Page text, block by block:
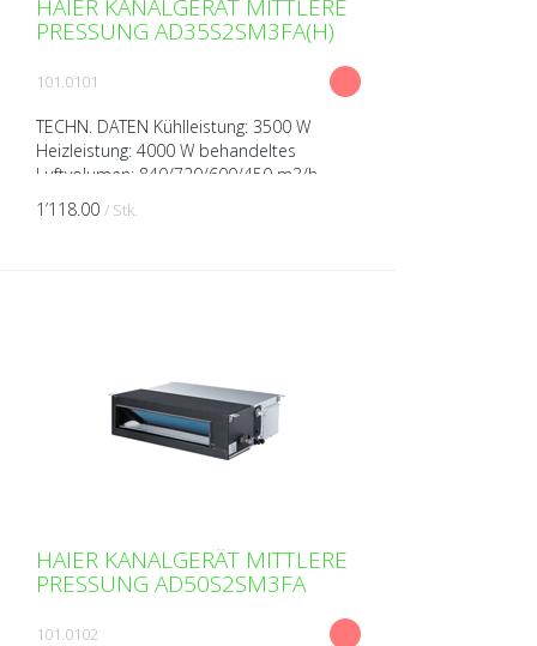
HAIER KANALGERÄT MITTLERE
PRESSUNG AD35S2SM3FA(H)
101.0101
TECHN. DATEN Kühlleistung: 3500 W
Heizleistung: 4000 W behandeltes
Luftvolumen: 840/720/600/450 m3/h
Spannung: 230V über Aussengerät Breite:
700 mm Höhe: 248 mm Tiefe: 70...
1’118.00 / Stk.
HAIER KANALGERÄT MITTLERE
PRESSUNG AD50S2SM3FA
101.0102